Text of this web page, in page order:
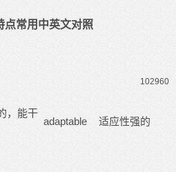
点常用中英文对照
102960
，能干
adaptable 适应性强的